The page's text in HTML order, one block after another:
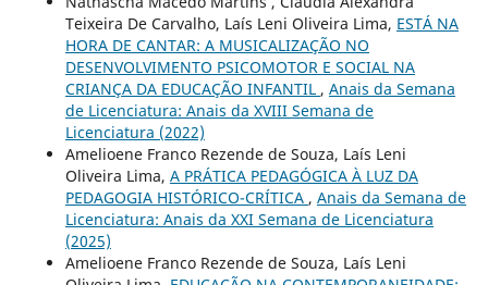
Teixeira De Carvalho, Laís Leni Oliveira Lima, ESTÁ NA
HORA DE CANTAR: A MUSICALIZAÇÃO NO
DESENVOLVIMENTO PSICOMOTOR E SOCIAL NA
CRIANÇA DA EDUCAÇÃO INFANTIL , Anais da Semana
de Licenciatura: Anais da XVIII Semana de
Licenciatura (2022)
Amelioene Franco Rezende de Souza, Laís Leni
Oliveira Lima, A PRÁTICA PEDAGÓGICA À LUZ DA
PEDAGOGIA HISTÓRICO-CRÍTICA , Anais da Semana de
Licenciatura: Anais da XXI Semana de Licenciatura
(2025)
Amelioene Franco Rezende de Souza, Laís Leni